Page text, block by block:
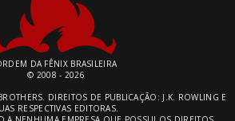
DA FÊNIX BRASILEIRA
© 2008 - 2026
DIREITOS DE PUBLICAÇÃO: J.K. ROWLING E
RESPECTIVAS EDITORAS.